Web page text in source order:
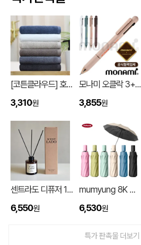
[코튼클라우드] 호텔수건 170g 1P (자수,나염)
3,310원
모나미 오클락 3+1멀티펜 (0.5) (모나미공식협력업체)
3,855원
센트라도 디퓨저 150ml
6,550원
mumyung 8K 암막 베이스 완전자동 3단 양우산
6,530원
특가 판촉물 더보기
신OO